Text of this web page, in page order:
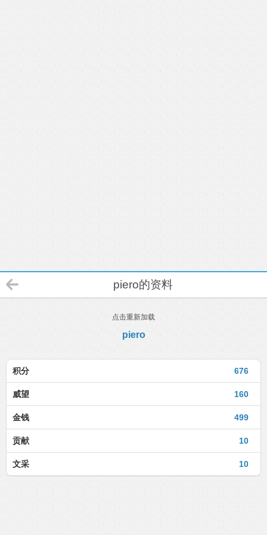
piero的资料
点击重新加载
piero
676
积分
160
威望
499
金钱
10
贡献
10
文采